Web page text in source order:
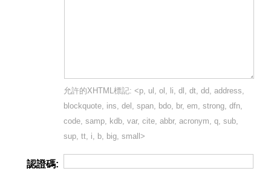
允許的XHTML標記: <p, ul, ol, li, dl, dt, dd, address,
blockquote, ins, del, span, bdo, br, em, strong, dfn,
code, samp, kdb, var, cite, abbr, acronym, q, sub,
sup, tt, i, b, big, small>
認證碼: